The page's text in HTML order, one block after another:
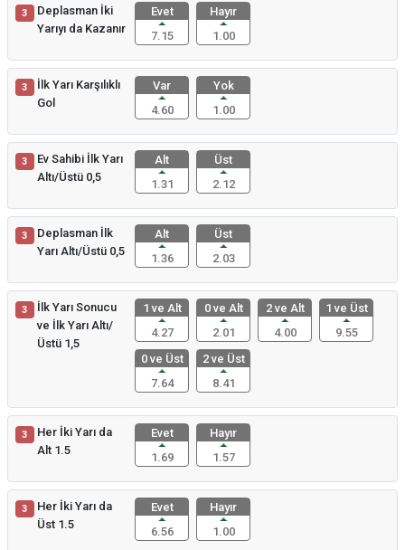
3
Deplasman İki
Yarıyı da Kazanır
Evet
7.15
Hayır
1.00
3
İlk Yarı Karşılıklı
Gol
Var
4.60
Yok
1.00
3
Ev Sahibi İlk Yarı
Altı/Üstü 0,5
Alt
1.31
Üst
2.12
3
Deplasman İlk
Yarı Altı/Üstü 0,5
Alt
1.36
Üst
2.03
3
İlk Yarı Sonucu
ve İlk Yarı Altı/
Üstü 1,5
1 ve Alt
4.27
0 ve Alt
2.01
2 ve Alt
4.00
1 ve Üst
9.55
0 ve Üst
7.64
2 ve Üst
8.41
3
Her İki Yarı da
Alt 1.5
Evet
1.69
Hayır
1.57
3
Her İki Yarı da
Üst 1.5
Evet
6.56
Hayır
1.00